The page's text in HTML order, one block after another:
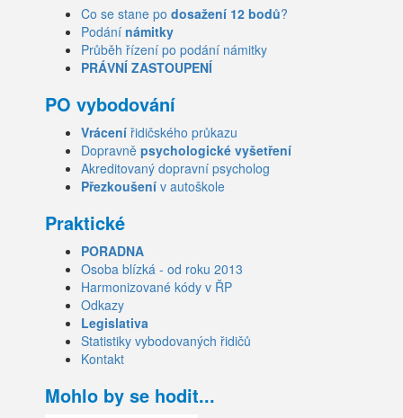
Co se stane po dosažení 12 bodů?
Podání námitky
Průběh řízení po podání námitky
PRÁVNÍ ZASTOUPENÍ
PO vybodování
Vrácení řidičského průkazu
Dopravně psychologické vyšetření
Akreditovaný dopravní psycholog
Přezkoušení v autoškole
Praktické
PORADNA
Osoba blízká - od roku 2013
Harmonizované kódy v ŘP
Odkazy
Legislativa
Statistiky vybodovaných řidičů
Kontakt
Mohlo by se hodit...